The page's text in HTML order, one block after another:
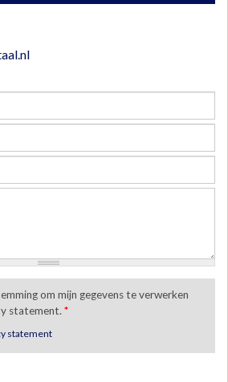
om mijn gegevens te verwerken
statement.*
statement